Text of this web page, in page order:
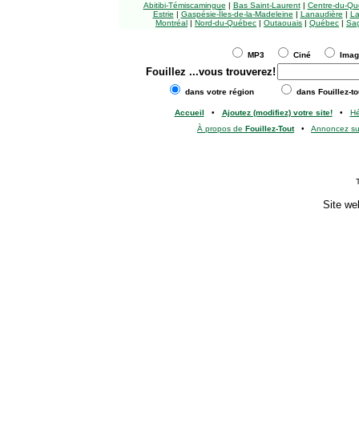
Abitibi-Témiscamingue | Bas Saint-Laurent| Centre-du-
Estrie | Gaspésie-Îles-de-la-Madeleine | Lanaudière |
Montréal | Nord-du-Québec | Outaouais | Québec |
MP3 Ciné
Fouillez ...vous trouverez!
dans votre région dans Fouillez-
Accueil • Ajoutez (modifiez) votre site!•
À propos de Fouillez-Tout• Annoncez
Site